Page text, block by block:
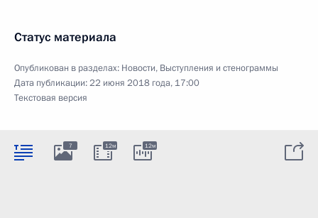
Статус материала
Опубликован в разделах: Новости, Выступления и стенограммы
Дата публикации:22 июня 2018 года, 17:00
Текстовая версия
7 12м 12м